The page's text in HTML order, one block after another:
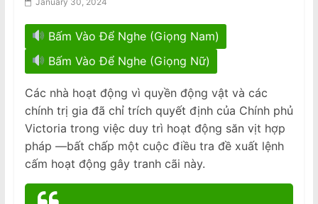
p
e
r
Bấm Vào Để Nghe (Giọng Nam)
Bấm Vào Để Nghe (Giọng Nữ)
Các nhà hoạt động vì quyền động vật và các
chính trị gia đã chỉ trích quyết định của Chính phủ
Victoria trong việc duy trì hoạt động săn vịt hợp
pháp —bất chấp một cuộc điều tra đề xuất lệnh
cấm hoạt động gây tranh cãi này.